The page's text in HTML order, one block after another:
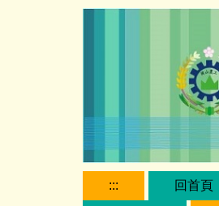
::: 回首頁